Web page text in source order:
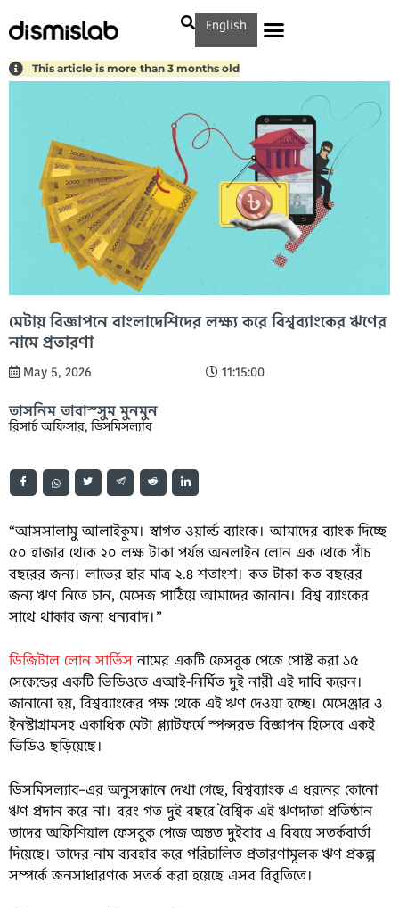
English
This article is more than 3 months old
মেটায় বিজ্ঞাপনে বাংলাদেশিদের লক্ষ্য করে বিশ্বব্যাংকের ঋণের
নামে প্রতারণা
May 5, 2026 11:15:00
তাসনিম তাবাস্সুম মুনমুন
রিসার্চ অফিসার, ডিসমিসল্যাব
“আসসালামু আলাইকুম। স্বাগত ওয়ার্ল্ড ব্যাংকে। আমাদের ব্যাংক দিচ্ছে
৫০ হাজার থেকে ২০ লক্ষ টাকা পর্যন্ত অনলাইন লোন এক থেকে পাঁচ
বছরের জন্য। লাভের হার মাত্র ২.৪ শতাংশ। কত টাকা কত বছরের
জন্য ঋণ নিতে চান, মেসেজ পাঠিয়ে আমাদের জানান। বিশ্ব ব্যাংকের
সাথে থাকার জন্য ধন্যবাদ।”
ডিজিটাল লোন সার্ভিসনামের একটি ফেসবুক পেজে পোস্ট করা ১৫
সেকেন্ডের একটি ভিডিওতে এআই-নির্মিত দুই নারী এই দাবি করেন।
জানানো হয়, বিশ্বব্যাংকের পক্ষ থেকে এই ঋণ দেওয়া হচ্ছে। মেসেঞ্জার ও
ইনস্টাগ্রামসহ একাধিক মেটা প্ল্যাটফর্মে স্পন্সরড বিজ্ঞাপন হিসেবে একই
ভিডিও ছড়িয়েছে।
ডিসমিসল্যাব–এর অনুসন্ধানে দেখা গেছে, বিশ্বব্যাংক এ ধরনের কোনো
ঋণ প্রদান করে না। বরং গত দুই বছরে বৈশ্বিক এই ঋণদাতা প্রতিষ্ঠান
তাদের অফিশিয়াল ফেসবুক পেজে অন্তত দুইবার এ বিষয়ে সতর্কবার্তা
দিয়েছে। তাদের নাম ব্যবহার করে পরিচালিত প্রতারণামূলক ঋণ প্রকল্প
সম্পর্কে জনসাধারণকে সতর্ক করা হয়েছে এসব বিবৃতিতে।